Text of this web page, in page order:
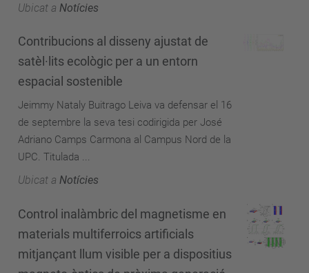
Ubicat a Notícies
Contribucions al disseny ajustat de
satèl·lits ecològic per a un entorn
espacial sostenible
Jeimmy Nataly Buitrago Leiva va defensar el 16
de septembre la seva tesi codirigida per José
Adriano Camps Carmona al Campus Nord de la
UPC. Titulada ...
Ubicat a Notícies
Control inalàmbric del magnetisme en
materials multiferroics artificials
mitjançant llum visible per a dispositius